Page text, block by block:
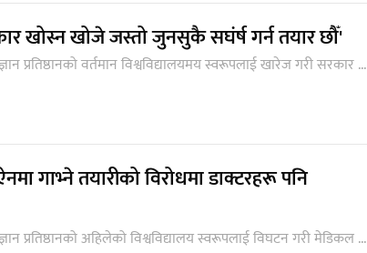
खोस्न खोजे जस्तो जुनसुकै सघंर्ष गर्न तयार छौँ'
प्रतिष्ठानको वर्तमान विश्वविद्यालयमय स्वरूपलाई खारेज गरी सरकार ...
गाभ्ने तयारीको विरोधमा डाक्टरहरू पनि
प्रतिष्ठानको अहिलेको विश्वविद्यालय स्वरूपलाई विघटन गरी मेडिकल ...